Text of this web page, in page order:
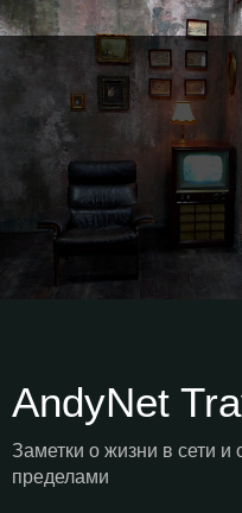
AndyNet
Заметки о жизни в сети и
пределами